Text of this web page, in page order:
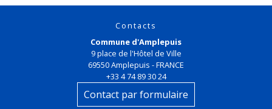
Contacts
Commune d'Amplepuis
9 place de l'Hôtel de Ville
69550 Amplepuis - FRANCE
+33 4 74 89 30 24
Contact par formulaire